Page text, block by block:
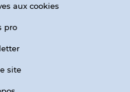
aux cookies
pro
site